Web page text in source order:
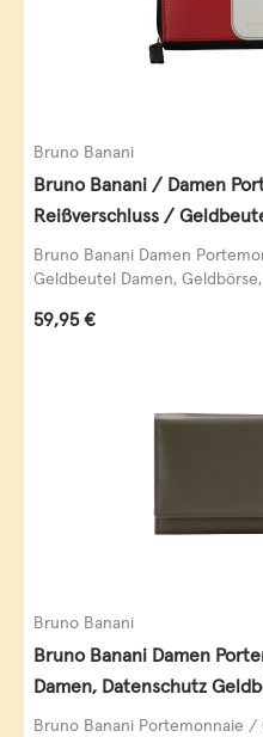
Bruno Banani
Bruno Banani / Damen
Reißverschluss /
Querformat, echt Leder,
Bruno Banani Damen
Geldbeutel Damen,
Regulärer Preis:
59,95 €
Bruno Banani
Bruno Banani Damen
Damen, Datenschutz
Querformat, echt Leder,
Bruno Banani Portemonnaie